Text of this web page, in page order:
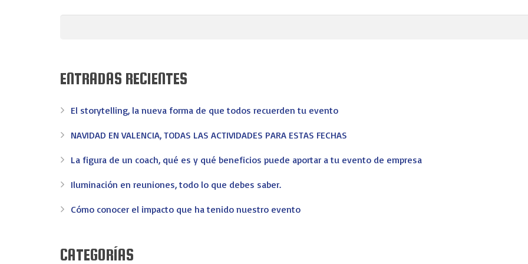
ENTRADAS RECIENTES
El storytelling, la nueva forma de que todos recuerden tu evento
NAVIDAD EN VALENCIA, TODAS LAS ACTIVIDADES PARA ESTAS FECHAS
La figura de un coach, qué es y qué beneficios puede aportar a tu evento de empresa
Iluminación en reuniones, todo lo que debes saber.
Cómo conocer el impacto que ha tenido nuestro evento
CATEGORÍAS
EV-EVENTOS
En EV - Eventos somos expertos en organizar eventos corporativos, profesionales y particulares de principio a fin. No
Congresos Convenciones